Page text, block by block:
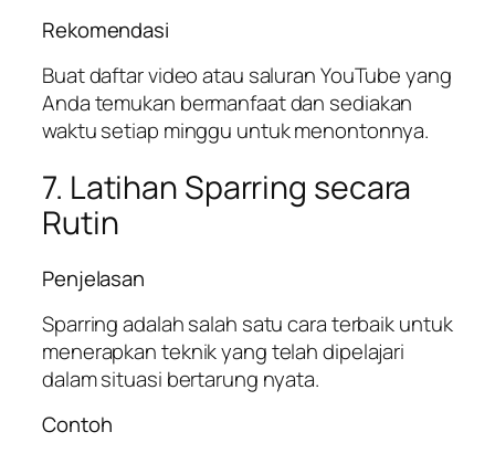
Rekomendasi
Buat daftar video atau saluran YouTube yang
Anda temukan bermanfaat dan sediakan
waktu setiap minggu untuk menontonnya.
7. Latihan Sparring secara
Rutin
Penjelasan
Sparring adalah salah satu cara terbaik untuk
menerapkan teknik yang telah dipelajari
dalam situasi bertarung nyata.
Contoh